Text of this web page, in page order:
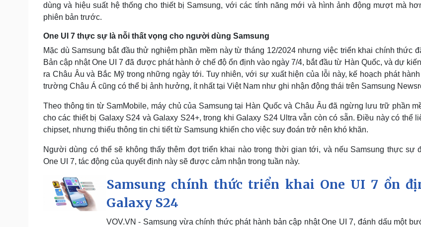
dùng và hiệu suất hệ thống cho thiết bị Samsung, với các tính năng mới và hình ảnh động mượt mà
phiên bản trước.
One UI 7 thực sự là nỗi thất vọng cho người dùng Samsung
Mặc dù Samsung bắt đầu thử nghiệm phần mềm này từ tháng 12/2024 nhưng việc triển khai chính thức
Bản cập nhật One UI 7 đã được phát hành ở chế độ ổn định vào ngày 7/4, bắt đầu từ Hàn Quốc, và dự
ra Châu Âu và Bắc Mỹ trong những ngày tới. Tuy nhiên, với sự xuất hiện của lỗi này, kế hoạch phát
trường Châu Á cũng có thể bị ảnh hưởng, ít nhất tại Việt Nam như ghi nhận động thái trên Samsung
Theo thông tin từ SamMobile, máy chủ của Samsung tại Hàn Quốc và Châu Âu đã ngừng lưu trữ phần
cho các thiết bị Galaxy S24 và Galaxy S24+, trong khi Galaxy S24 Ultra vẫn còn có sẵn. Điều này có thể
chipset, nhưng thiếu thông tin chi tiết từ Samsung khiến cho việc suy đoán trở nên khó khăn.
Người dùng có thể sẽ không thấy thêm đợt triển khai nào trong thời gian tới, và nếu Samsung thực sự
One UI 7, tác động của quyết định này sẽ được cảm nhận trong tuần này.
Samsung chính thức triển khai One UI 7 ổn
Galaxy S24
VOV.VN - Samsung vừa chính thức phát hành bản cập nhật One UI 7, đánh dấu một